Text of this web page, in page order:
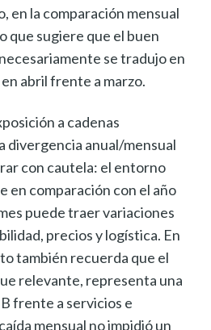
en la comparación mensual
que sugiere que el buen
se tradujo en
abril frente a marzo.
a cadenas
divergencia anual/mensual
con cautela: el entorno
en comparación con el año
puede traer variaciones
precios y logística. En
también recuerda que el
relevante, representa una
frente a servicios e
mensual no impidió un